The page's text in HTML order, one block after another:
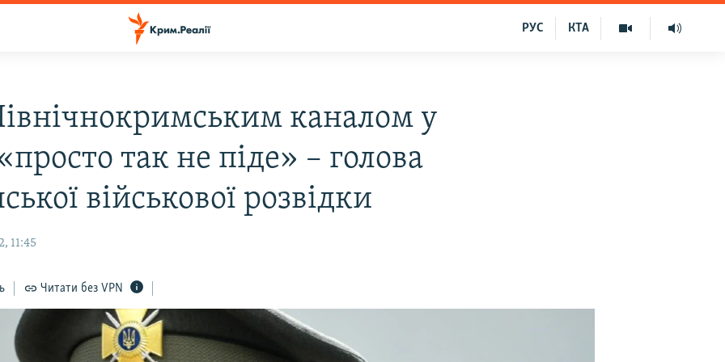
КТА
РУС
каналом у
так не піде» – голова
військової розвідки
11:45
Читати без VPN